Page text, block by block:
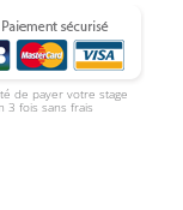
de payer votre stage
3 fois sans frais